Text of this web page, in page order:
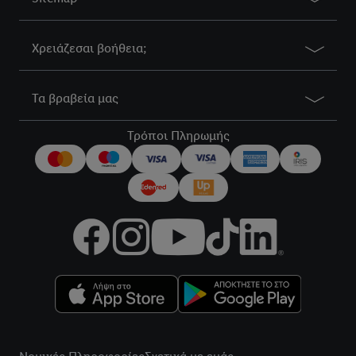
Χρειάζεσαι βοήθεια;
Τα βραβεία μας
Τρόποι Πληρωμής